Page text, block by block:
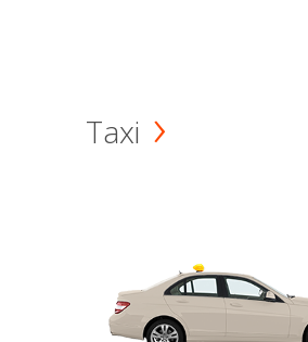
Taxi